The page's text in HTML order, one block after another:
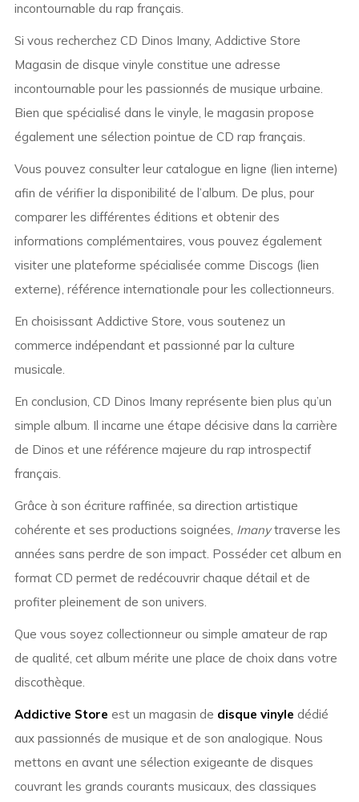
incontournable du rap français.
Si vous recherchez CD Dinos Imany, Addictive Store
Magasin de disque vinyle constitue une adresse
incontournable pour les passionnés de musique urbaine.
Bien que spécialisé dans le vinyle, le magasin propose
également une sélection pointue de CD rap français.
Vous pouvez consulter leur catalogue en ligne (lien interne)
afin de vérifier la disponibilité de l’album. De plus, pour
comparer les différentes éditions et obtenir des
informations complémentaires, vous pouvez également
visiter une plateforme spécialisée comme Discogs (lien
externe), référence internationale pour les collectionneurs.
En choisissant Addictive Store, vous soutenez un
commerce indépendant et passionné par la culture
musicale.
En conclusion, CD Dinos Imany représente bien plus qu’un
simple album. Il incarne une étape décisive dans la carrière
de Dinos et une référence majeure du rap introspectif
français.
Grâce à son écriture raffinée, sa direction artistique
cohérente et ses productions soignées, Imanytraverse les
années sans perdre de son impact. Posséder cet album en
format CD permet de redécouvrir chaque détail et de
profiter pleinement de son univers.
Que vous soyez collectionneur ou simple amateur de rap
de qualité, cet album mérite une place de choix dans votre
discothèque.
Addictive Store est un magasin de disque vinyle dédié
aux passionnés de musique et de son analogique. Nous
mettons en avant une sélection exigeante de disques
couvrant les grands courants musicaux, des classiques